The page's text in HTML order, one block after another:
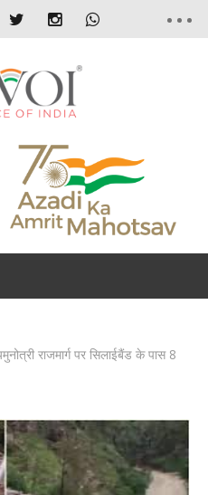
राजमार्ग पर सिलाईबैंड के पास 8